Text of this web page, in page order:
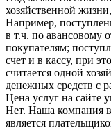
хозяйственной
Например,
в т.ч. по авансовому
покупателям;
счет и в кассу, при
считается одной
денежных средств с
Цена услуг на сайте
Нет. Наша компания
является